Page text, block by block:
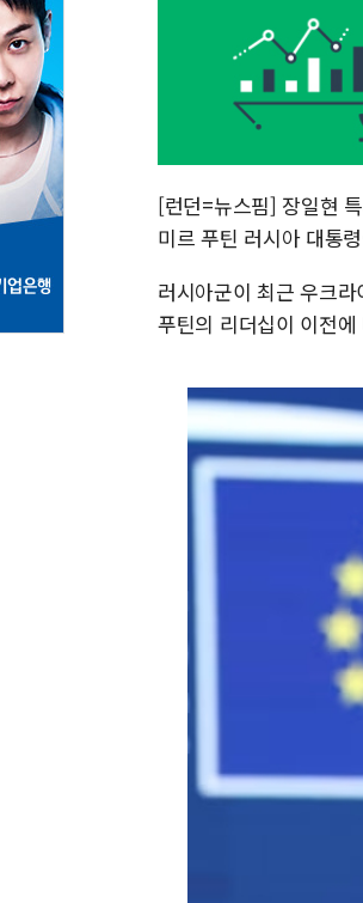
[런던=뉴스핌] 장일현
미르 푸틴 러시아 대통
러시아군이 최근 우크
푸틴의 리더십이 이전